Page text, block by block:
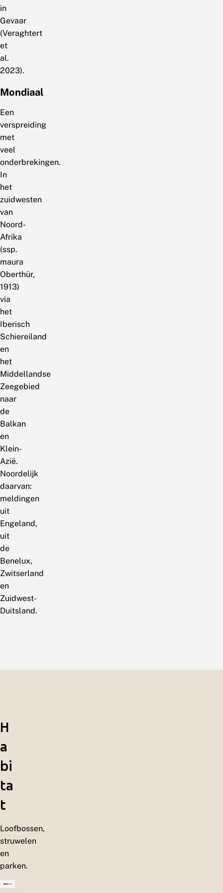
in
Gevaar
(Veraghtert
et
al.
2023).
Mondiaal
Een
verspreiding
met
veel
onderbrekingen.
In
het
zuidwesten
van
Noord-
Afrika
(ssp.
maura
Oberthür,
1913)
via
het
Iberisch
Schiereiland
en
het
Middellandse
Zeegebied
naar
de
Balkan
en
Klein-
Azië.
Noordelijk
daarvan:
meldingen
uit
Engeland,
uit
de
Benelux,
Zwitserland
en
Zuidwest-
Duitsland.
H
a
bi
ta
t
Loofbossen,
struwelen
en
parken.